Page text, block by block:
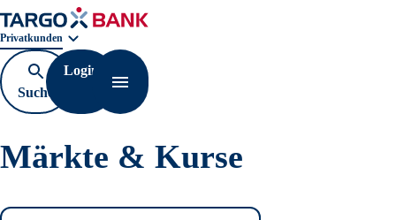
Geschäftsbereichnavigation. Aktuelle Auswahl:
Privatkunden
Suche
öffnen
Login
Navigation öffnen
Märkte & Kurse